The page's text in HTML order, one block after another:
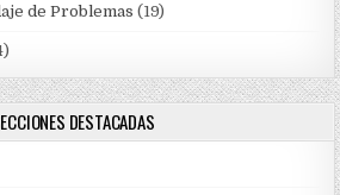
de Problemas (19)
DESTACADAS